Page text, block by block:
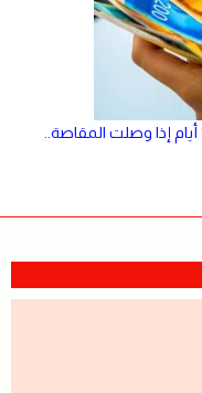
الفلسطينية: صرف 70% من الرواتب خلال 10 أيام إذا وصلت المقاصة..